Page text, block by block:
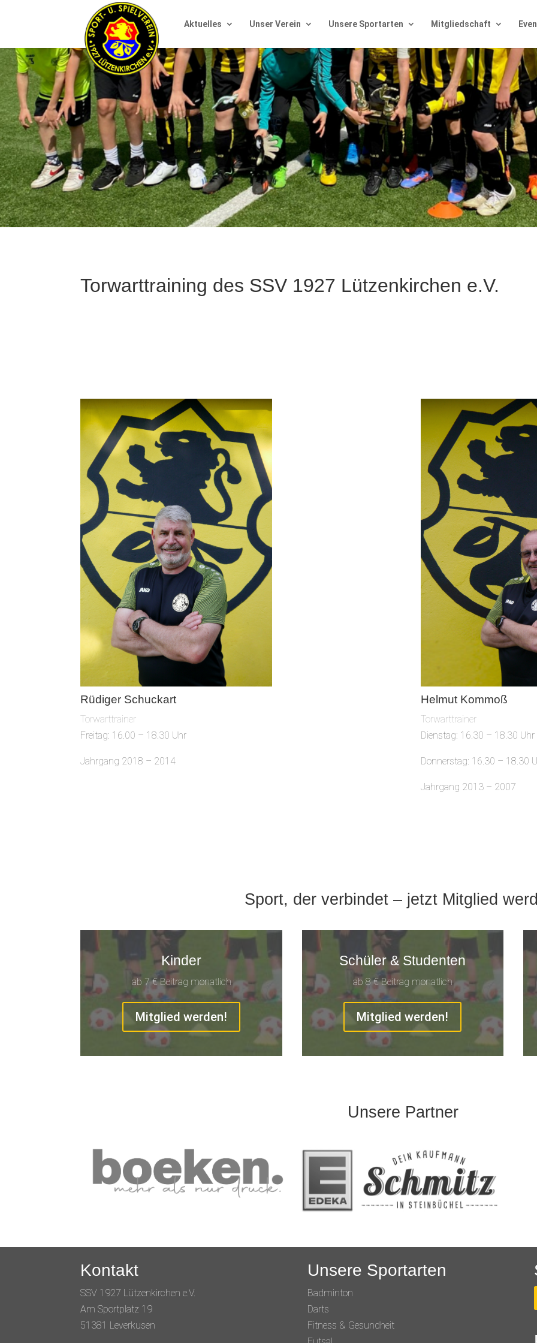
Aktuelles Unser Verein Unsere Sportarten Mitgliedschaft
Torwarttraining des SSV 1927 Lützenkirchen e.V.
Rüdiger Schuckart
Torwarttrainer
Freitag: 16.00 – 18.30 Uhr
Jahrgang 2018 – 2014
Helmut Kommoß
Torwarttrainer
Dienstag: 16.30 – 18.30 Uhr
Donnerstag: 16.30 – 18.30
Jahrgang 2013 – 2007
Sport, der verbindet – jetzt Mitglied
Kinder
ab 7 € Beitrag monatlich
Mitglied werden!
Schüler & Studenten
ab 8 € Beitrag monatlich
Mitglied werden!
Unsere Partner
Kontakt
SSV 1927 Lützenkirchen e.V.
Am Sportplatz 19
51381 Leverkusen
Unsere Sportarten
Badminton
Darts
Fitness & Gesundheit